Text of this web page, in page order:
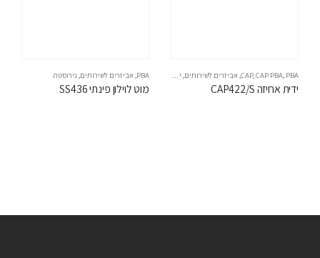
CAP, CAP PBA PBA אביזרים לשירותים ידיות אחיזה
ידית אחיזה CAP422/S
PBA אביזרים לשירותים נירוסטה
מוט לוילון פינתי SS436